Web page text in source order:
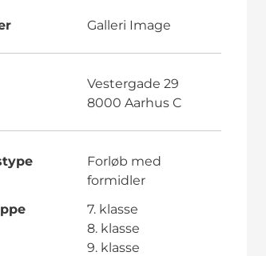
Galleri Image
Vestergade 29
8000 Aarhus C
Forløb med
formidler
7. klasse
8. klasse
9. klasse